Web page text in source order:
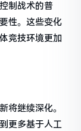
制战术的普
性。这些变化
竞技环境更加
将继续深化。
更多基于人工